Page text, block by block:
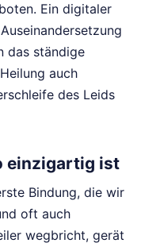
Ein digitaler
das ständige
auch
des Leids
einzigartig ist
Bindung, die wir
oft auch
wegbricht, gerät